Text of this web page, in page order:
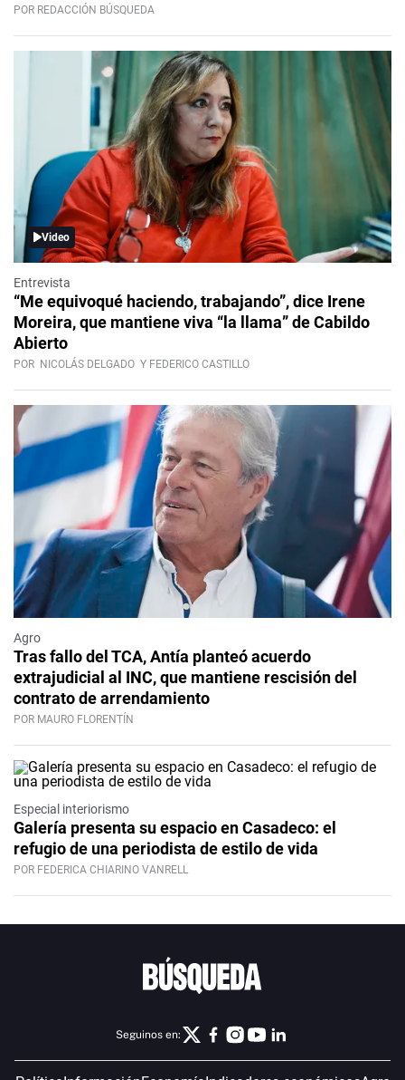
POR REDACCIÓN BÚSQUEDA
Video
Entrevista
“Me equivoqué haciendo, trabajando”, dice Irene
Moreira, que mantiene viva “la llama” de Cabildo
Abierto
POR NICOLÁS DELGADO Y FEDERICO CASTILLO
Agro
Tras fallo del TCA, Antía planteó acuerdo
extrajudicial al INC, que mantiene rescisión del
contrato de arrendamiento
POR MAURO FLORENTÍN
Especial interiorismo
Galería presenta su espacio en Casadeco: el
refugio de una periodista de estilo de vida
POR FEDERICA CHIARINO VANRELL
Seguinos en: